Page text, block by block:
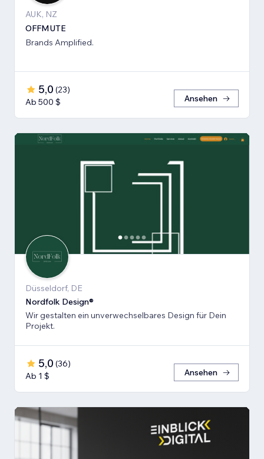
AUK, NZ
OFFMUTE
Brands Amplified.
5,0 (23)
Ab 500 $
Ansehen
Düsseldorf, DE
Nordfolk Design®
Wir gestalten ein unverwechselbares Design für Dein
Projekt.
5,0 (36)
Ab 1 $
Ansehen